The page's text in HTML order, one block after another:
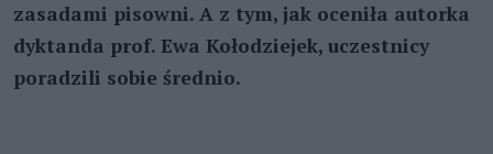
zasadami pisowni. A z tym, jak oceniła autorka
dyktanda prof. Ewa Kołodziejek, uczestnicy
poradzili sobie średnio.